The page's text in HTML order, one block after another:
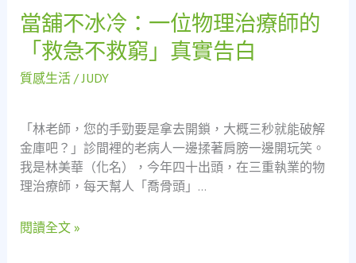
度
當舖不冰冷：一位物理治療師的
「救急不救窮」真實告白
質感生活/JUDY
「林老師，您的手勁要是拿去開鎖，大概三秒就能破解
金庫吧？」診間裡的老病人一邊揉著肩膀一邊開玩笑。
我是林美華（化名），今年四十出頭，在三重執業的物
理治療師，每天幫人「喬骨頭」…
當
舖
冰
位
物
理
治
師
閱讀全文 »